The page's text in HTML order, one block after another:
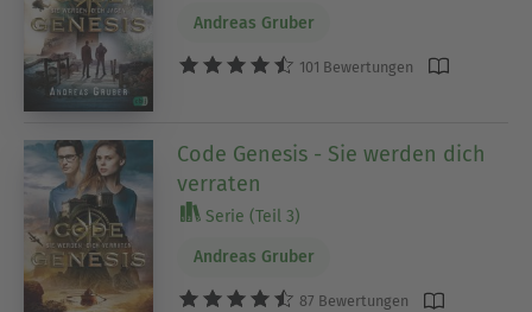
Andreas Gruber
101 Bewertungen
Code Genesis - Sie werden dich
verraten
Serie (Teil 3)
Andreas Gruber
87 Bewertungen